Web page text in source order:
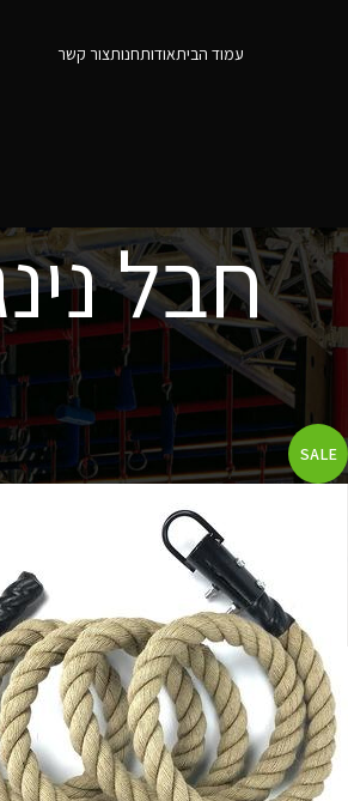
עמוד הביתאודותחנותצור קשר
חבל
SALE